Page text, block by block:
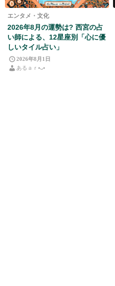
エンタメ・文化
2026年8月の運勢は? 西宮の占
い師による、12星座別「心に優
しいタイル占い」
2026年8月1日
あるａｒ•⁠ᴗ⁠•⁠